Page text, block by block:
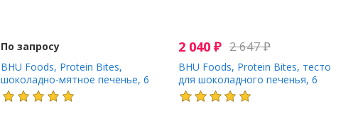
По запросу
BHU Foods, Protein Bites,
шоколадно-мятное печенье, 6
кусочков, 25 г (0,88 унции)
2 040 ₽ 2 647₽
BHU Foods, Protein Bites, тесто
для шоколадного печенья, 6
кусочков, 25 г (0,88 унции)